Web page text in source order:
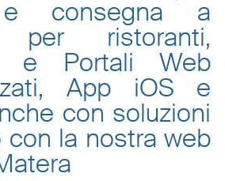
e consegna a
per ristoranti,
e Portali Web
App iOS e
con soluzioni
con la nostra web